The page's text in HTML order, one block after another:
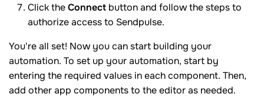
Click theConnect button and follow the steps to
authorize access to Sendpulse.
You're all set! Now you can start building your
automation. To set up your automation, start by
entering the required values in each component. Then,
add other app components to the editor as needed.